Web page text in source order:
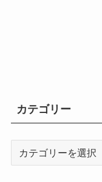
カテゴリー